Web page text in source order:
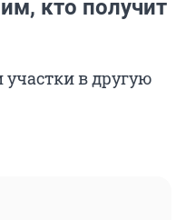
кто получит
участки в другую